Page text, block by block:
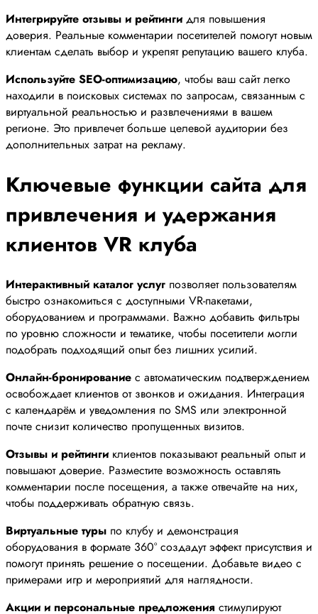
Интегрируйте отзывы и рейтинги для повышения
доверия. Реальные комментарии посетителей помогут новым
клиентам сделать выбор и укрепят репутацию вашего клуба.
Используйте SEO-оптимизацию, чтобы ваш сайт легко
находили в поисковых системах по запросам, связанным с
виртуальной реальностью и развлечениями в вашем
регионе. Это привлечет больше целевой аудитории без
дополнительных затрат на рекламу.
Ключевые функции сайта для
привлечения и удержания
клиентов VR клуба
Интерактивный каталог услуг позволяет пользователям
быстро ознакомиться с доступными VR-пакетами,
оборудованием и программами. Важно добавить фильтры
по уровню сложности и тематике, чтобы посетители могли
подобрать подходящий опыт без лишних усилий.
Онлайн-бронирование с автоматическим подтверждением
освобождает клиентов от звонков и ожидания. Интеграция
с календарём и уведомления по SMS или электронной
почте снизит количество пропущенных визитов.
Отзывы и рейтинги клиентов показывают реальный опыт и
повышают доверие. Разместите возможность оставлять
комментарии после посещения, а также отвечайте на них,
чтобы поддерживать обратную связь.
Виртуальные туры по клубу и демонстрация
оборудования в формате 360° создадут эффект присутствия и
помогут принять решение о посещении. Добавьте видео с
примерами игр и мероприятий для наглядности.
Акции и персональные предложения стимулируют